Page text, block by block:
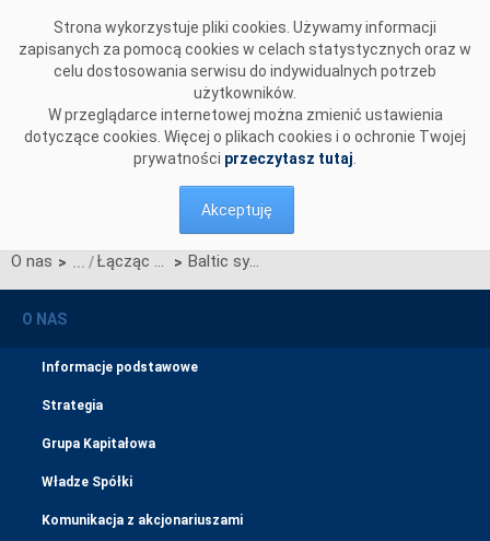
Strona wykorzystuje pliki cookies. Używamy informacji
zapisanych za pomocą cookies w celach statystycznych oraz w
celu dostosowania serwisu do indywidualnych potrzeb
użytkowników.
W przeglądarce internetowej można zmienić ustawienia
dotyczące cookies. Więcej o plikach cookies i o ochronie Twojej
prywatności przeczytasz tutaj
Akceptuję
O nas > Łącząc Europę (Connecting Europe Facility) > Baltic synchronisation project phase II
O NAS
Informacje podstawowe
Strategia
Grupa Kapitałowa
Władze Spółki
Komunikacja z akcjonariuszami